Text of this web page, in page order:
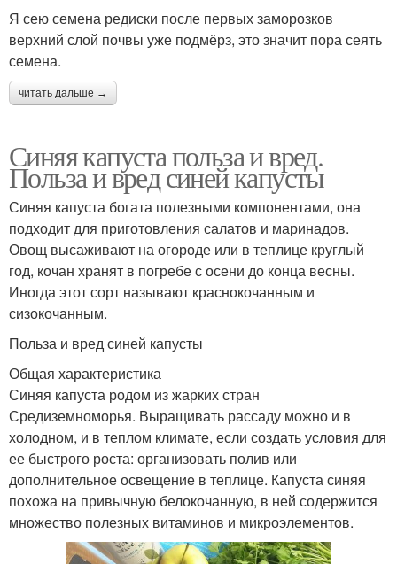
Я сею семена редиски после первых заморозков
верхний слой почвы уже подмёрз, это значит пора сеять
семена.
читать дальше →
Синяя капуста польза и вред.
Польза и вред синей капусты
Синяя капуста богата полезными компонентами, она
подходит для приготовления салатов и маринадов.
Овощ высаживают на огороде или в теплице круглый
год, кочан хранят в погребе с осени до конца весны.
Иногда этот сорт называют краснокочанным и
сизокочанным.
Польза и вред синей капусты
Общая характеристика
Синяя капуста родом из жарких стран
Средиземноморья. Выращивать рассаду можно и в
холодном, и в теплом климате, если создать условия для
ее быстрого роста: организовать полив или
дополнительное освещение в теплице. Капуста синяя
похожа на привычную белокочанную, в ней содержится
множество полезных витаминов и микроэлементов.